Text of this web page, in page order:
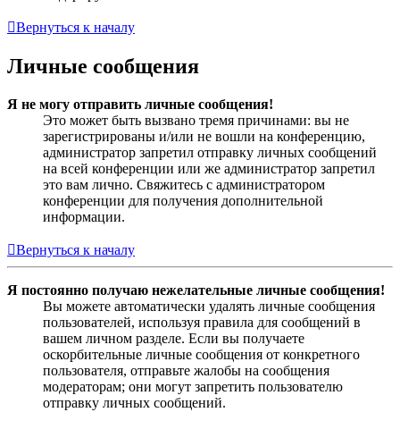
Вернуться к началу
Личные сообщения
Я не могу отправить личные сообщения!
Это может быть вызвано тремя причинами: вы не
зарегистрированы и/или не вошли на конференцию,
администратор запретил отправку личных сообщений
на всей конференции или же администратор запретил
это вам лично. Свяжитесь с администратором
конференции для получения дополнительной
информации.
Вернуться к началу
Я постоянно получаю нежелательные личные сообщения!
Вы можете автоматически удалять личные сообщения
пользователей, используя правила для сообщений в
вашем личном разделе. Если вы получаете
оскорбительные личные сообщения от конкретного
пользователя, отправьте жалобы на сообщения
модераторам; они могут запретить пользователю
отправку личных сообщений.